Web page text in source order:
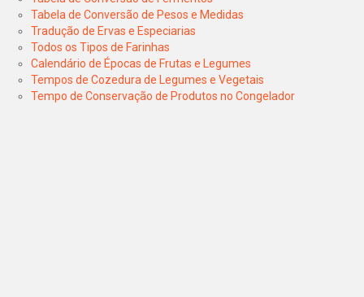
Tabela de Conversão de Pesos e Medidas
Tradução de Ervas e Especiarias
Todos os Tipos de Farinhas
Calendário de Épocas de Frutas e Legumes
Tempos de Cozedura de Legumes e Vegetais
Tempo de Conservação de Produtos no Congelador